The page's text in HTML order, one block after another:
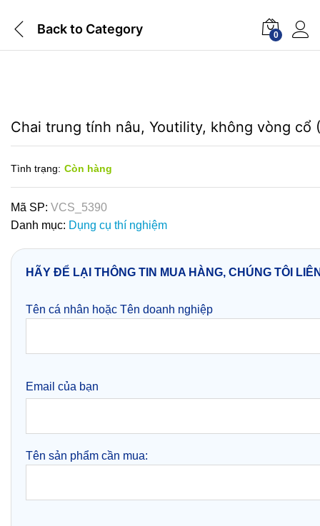
Back to Category 0
Chai trung tính nâu, Youtility, không vòng cổ
Tình trạng: Còn hàng
Mã SP: VCS_5390
Danh mục: Dụng cụ thí nghiệm
HÃY ĐỂ LẠI THÔNG TIN MUA HÀNG, CHÚNG TÔI
Tên cá nhân hoặc Tên doanh nghiệp
Email của bạn
Tên sản phẩm cần mua: